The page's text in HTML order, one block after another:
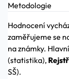
Metodologie
Hodnocení
zaměřujeme se
na známky.
(statistika),
SŠ).